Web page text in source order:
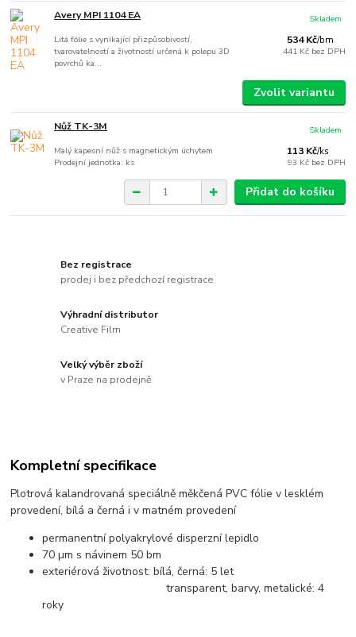
Avery MPI 1104 EA
Litá fólie s vynikající přizpůsobivostí,
tvarovatelností a životností určená k polepu 3D
povrchů ka...
534 Kč/bm
441 Kč bez DPH
Skladem
Zvolit variantu
Nůž TK-3M
Malý kapesní nůž s magnetickým úchytem
Prodejní jednotka: ks
113 Kč/ks
93 Kč bez DPH
Skladem
Přidat do košíku
Bez registrace
prodej i bez předchozí registrace
Výhradní distributor
Creative Film
Velký výběr zboží
v Praze na prodejně
Kompletní specifikace
Plotrová kalandrovaná speciálně měkčená PVC fólie v lesklém
provedení, bílá a černá i v matném provedení
permanentní polyakrylové disperzní lepidlo
70 µm s návinem 50 bm
exteriérová životnost: bílá, černá: 5 let
transparent, barvy, metalické: 4
roky